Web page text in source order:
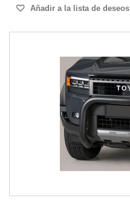
Añadir a la lista de deseos